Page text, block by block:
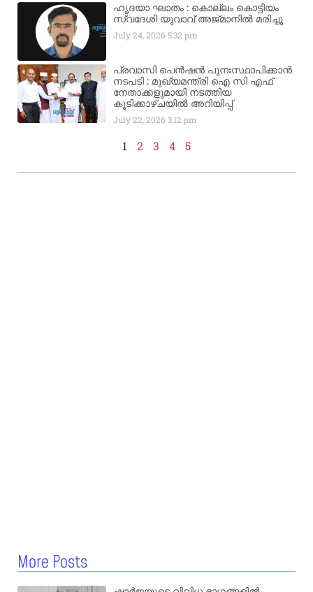
ഹൃദയാ ഘാതം : കൊല്ലം കൊട്ടിയം
സ്വദേശി യുവാവ് അജ്മാനിൽ മരിച്ചു
July 24, 20265:32 pm
പ്രവാസി പെൻഷൻ പുനഃസ്ഥാപിക്കാൻ
നടപടി : മുഖ്യമന്ത്രി ഐ സി എഫ്
നേതാക്കളുമായി നടത്തിയ
കൂടിക്കാഴ്ചയിൽ അറിയിപ്പ്
July 22, 20263:12 pm
1 2 3 4 5
More Posts